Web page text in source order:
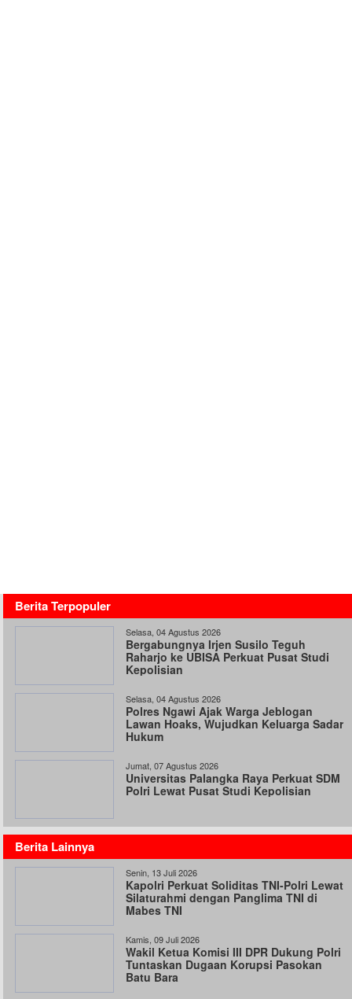
Berita Terpopuler
Selasa, 04 Agustus 2026
Bergabungnya Irjen Susilo Teguh
Raharjo ke UBISA Perkuat Pusat Studi
Kepolisian
Selasa, 04 Agustus 2026
Polres Ngawi Ajak Warga Jeblogan
Lawan Hoaks, Wujudkan Keluarga Sadar
Hukum
Jumat, 07 Agustus 2026
Universitas Palangka Raya Perkuat SDM
Polri Lewat Pusat Studi Kepolisian
Berita Lainnya
Senin, 13 Juli 2026
Kapolri Perkuat Soliditas TNI-Polri Lewat
Silaturahmi dengan Panglima TNI di
Mabes TNI
Kamis, 09 Juli 2026
Wakil Ketua Komisi III DPR Dukung Polri
Tuntaskan Dugaan Korupsi Pasokan
Batu Bara